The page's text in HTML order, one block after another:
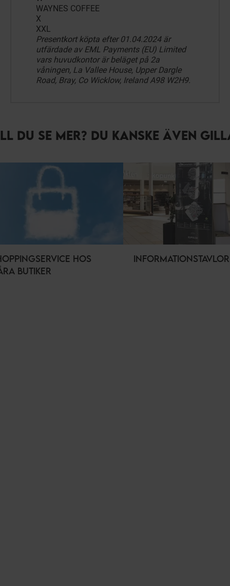
WAYNES COFFEE
X
XXL
Presentkort köpta efter 01.04.2024 är
utfärdade av EML Payments (EU) Limited
vars huvudkontor är beläget på 2a
våningen, La Vallee House, Upper Dargle
Road, Bray, Co Wicklow, Ireland A98 W2H9.
DU SE MER? DU KANSKE ÄVEN
HOS
BUTIKER
INFORMATIONSTAVLOR